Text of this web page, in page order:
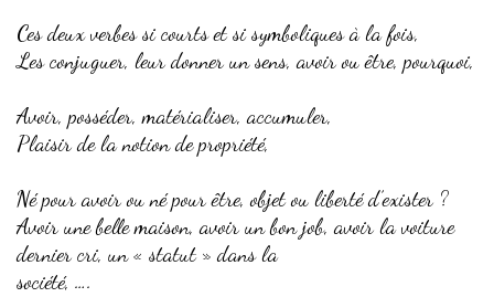
Ces deux verbes si courts et si symboliques à la fois,
Les conjuguer, leur donner un sens, avoir ou être, pourquoi,
Avoir, posséder, matérialiser, accumuler,
Plaisir de la notion de propriété,
Né pour avoir ou né pour être, objet ou liberté d’exister ?
Avoir une belle maison, avoir un bon job, avoir la voiture
dernier cri, un « statut » dans la
société, ….